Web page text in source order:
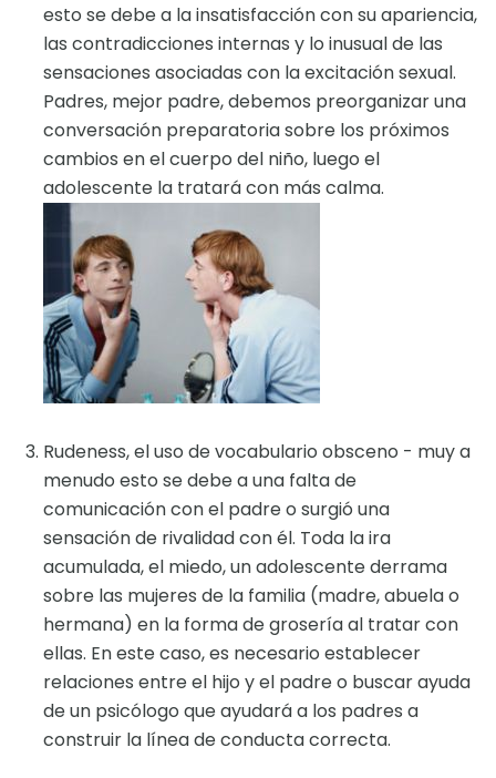
esto se debe a la insatisfacción con su apariencia,
las contradicciones internas y lo inusual de las
sensaciones asociadas con la excitación sexual.
Padres, mejor padre, debemos preorganizar una
conversación preparatoria sobre los próximos
cambios en el cuerpo del niño, luego el
adolescente la tratará con más calma.
Rudeness, el uso de vocabulario obsceno - muy a
menudo esto se debe a una falta de
comunicación con el padre o surgió una
sensación de rivalidad con él. Toda la ira
acumulada, el miedo, un adolescente derrama
sobre las mujeres de la familia (madre, abuela o
hermana) en la forma de grosería al tratar con
ellas. En este caso, es necesario establecer
relaciones entre el hijo y el padre o buscar ayuda
de un psicólogo que ayudará a los padres a
construir la línea de conducta correcta.